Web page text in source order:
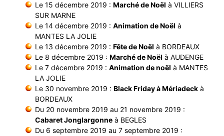
Le 15 décembre 2019 : Marché de Noël à VILLIERS
SUR MARNE
Le 14 décembre 2019 : Animation de Noël à
MANTES LA JOLIE
Le 13 décembre 2019 : Fête de Noël à BORDEAUX
Le 8 décembre 2019 : Marché de Noël à AUDENGE
Le 7 décembre 2019 : Animation de noël à MANTES
LA JOLIE
Le 30 novembre 2019 : Black Friday à Mériadeck à
BORDEAUX
Du 20 novembre 2019 au 21 novembre 2019 :
Cabaret Jonglargonne à BEGLES
Du 6 septembre 2019 au 7 septembre 2019 :